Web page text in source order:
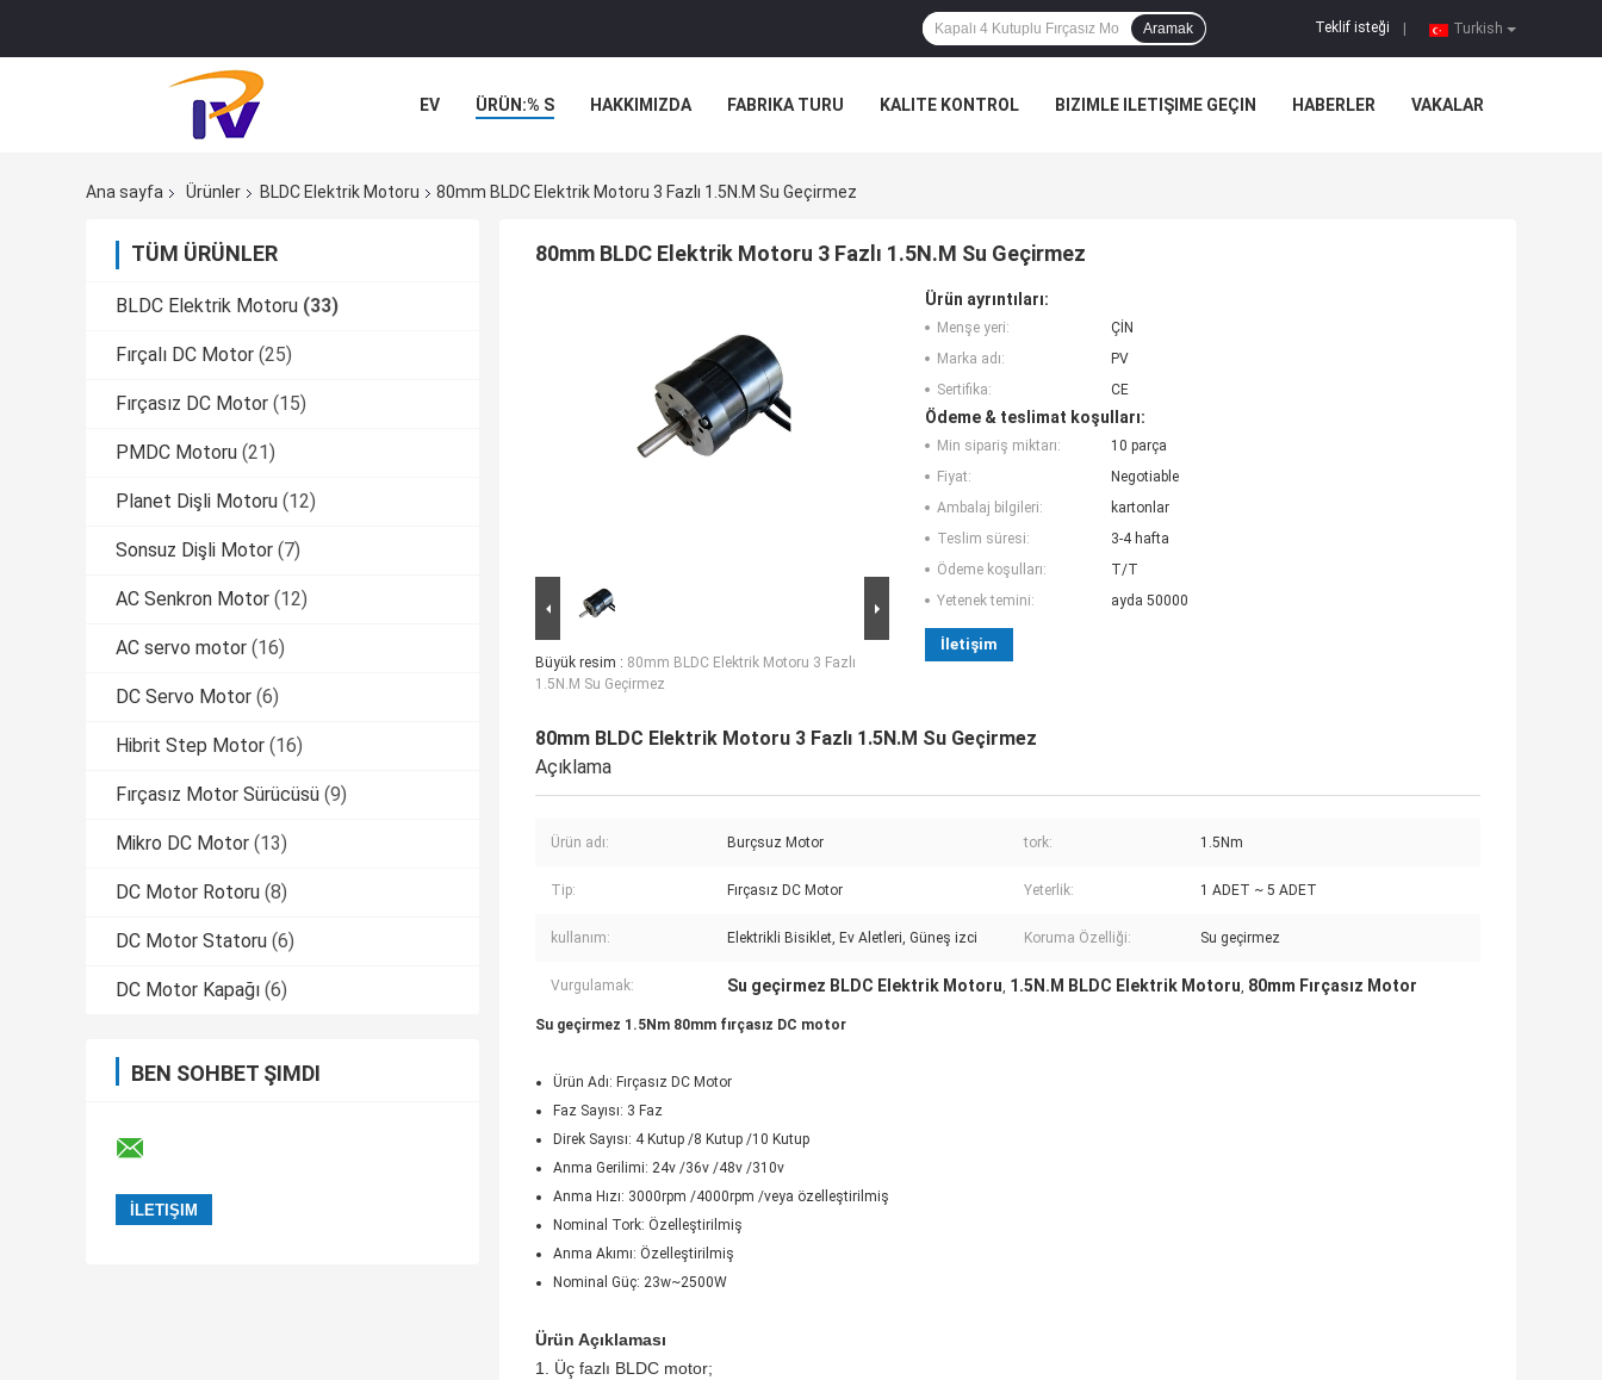
Turkish
Teklif isteği
Aramak
EV ÜRÜN:% S HAKKIMIZDA FABRIKA TURU KALITE KONTROL BIZIMLE ILETIŞIME GEÇIN HABERLER VAKALAR
Ana sayfa Ürünler BLDC Elektrik Motoru 80mm BLDC Elektrik Motoru 3 Fazlı 1.5N.M Su Geçirmez
TÜM ÜRÜNLER
BLDC Elektrik Motoru (33)
Fırçalı DC Motor (25)
Fırçasız DC Motor (15)
PMDC Motoru (21)
Planet Dişli Motoru (12)
Sonsuz Dişli Motor (7)
AC Senkron Motor (12)
AC servo motor (16)
DC Servo Motor (6)
Hibrit Step Motor (16)
Fırçasız Motor Sürücüsü (9)
Mikro DC Motor (13)
DC Motor Rotoru (8)
DC Motor Statoru (6)
DC Motor Kapağı (6)
BEN SOHBET ŞIMDI
80mm BLDC Elektrik Motoru 3 Fazlı 1.5N.M Su Geçirmez
Büyük resim : 80mm BLDC Elektrik Motoru 3 Fazlı
1.5N.M Su Geçirmez
Ürün ayrıntıları:
Menşe yeri:
ÇİN
Marka adı:
PV
Sertifika:
CE
Ödeme & teslimat koşulları:
Min sipariş miktarı:
10 parça
Fiyat:
Negotiable
Ambalaj bilgileri:
kartonlar
Teslim süresi:
3-4 hafta
Ödeme koşulları:
T/T
Yetenek temini:
ayda 50000
İletişim
80mm BLDC Elektrik Motoru 3 Fazlı 1.5N.M Su Geçirmez
Açıklama
Ürün adı: Burçsuz Motor tork: 1.5Nm
Tip: Fırçasız DC Motor Yeterlik: 1 ADET ~ 5 ADET
kullanım: Elektrikli Bisiklet, Ev Aletleri, Güneş izci Koruma Özelliği: Su geçirmez
Vurgulamak: Su geçirmez BLDC Elektrik Motoru, 1.5N.M BLDC Elektrik Motoru, 80mm Fırçasız Motor
Su geçirmez 1.5Nm 80mm fırçasız DC motor
Ürün Adı: Fırçasız DC Motor
Faz Sayısı: 3 Faz
Direk Sayısı: 4 Kutup /8 Kutup /10 Kutup
Anma Gerilimi: 24v /36v /48v /310v
Anma Hızı: 3000rpm /4000rpm /veya özelleştirilmiş
Nominal Tork: Özelleştirilmiş
Anma Akımı: Özelleştirilmiş
Nominal Güç: 23w~2500W
Ürün Açıklaması
1. Üç fazlı BLDC motor;